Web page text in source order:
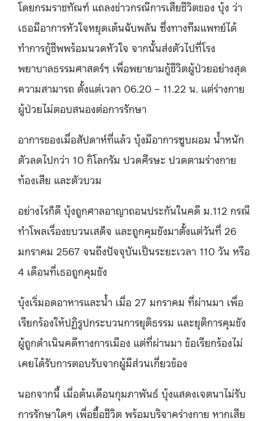
โดยกรมราชทัณฑ์ แถลงข่าวกรณีการเสียชีวิตของ บุ้ง ว่า
เธอมีอาการหัวใจหยุดเต้นฉับพลัน ซึ่งทางทีมแพทย์ได้
ทำการกู้ชีพพร้อมนวดหัวใจ จากนั้นส่งตัวไปที่โรง
พยาบาลธรรมศาสตร์ฯ เพื่อพยายามกู้ชีวิตผู้ป่วยอย่างสุด
ความสามารถ ตั้งแต่เวลา 06.20 – 11.22 น. แต่ร่างกาย
ผู้ป่วยไม่ตอบสนองต่อการรักษา
อาการของเมื่อสัปดาห์ที่แล้ว บุ้งมีอาการซูบผอม น้ำหนัก
ตัวลดไปกว่า 10 กิโลกรัม ปวดศีรษะ ปวดตามร่างกาย
ท้องเสีย และตัวบวม
อย่างไรก็ดี บุ้งถูกศาลอาญาถอนประกันในคดี ม.112 กรณี
ทำโพลเรื่องขบวนเสด็จ และถูกคุมขังมาตั้งแต่วันที่ 26
มกราคม 2567 จนถึงปัจจุบันเป็นระยะเวลา 110 วัน หรือ
4 เดือนที่เธอถูกคุมขัง
บุ้งเริ่มอดอาหารและน้ำ เมื่อ 27 มกราคม ที่ผ่านมา เพื่อ
เรียกร้องให้ปฏิรูปกระบวนการยุติธรรม และยุติการคุมขัง
ผู้ถูกดำเนินคดีทางการเมือง แต่ที่ผ่านมา ข้อเรียกร้องไม่
เคยได้รับการตอบรับจากผู้มีส่วนเกี่ยวข้อง
นอกจากนี้ เมื่อต้นเดือนกุมภาพันธ์ บุ้งแสดงเจตนาไม่รับ
การรักษาใดๆ เพื่อยื้อชีวิต พร้อมบริจาคร่างกาย หากเสีย